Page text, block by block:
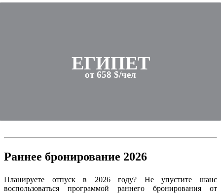
ЕГИПЕТ
от 658 $/чел
Раннее бронирование 2026
Планируете отпуск в 2026 году? Не упустите шанс
воспользоваться программой раннего бронирования от